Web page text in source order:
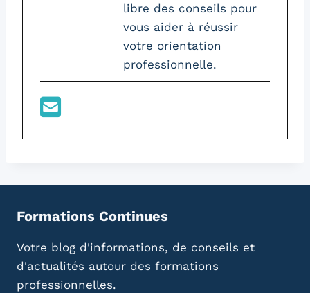
libre des conseils pour
vous aider à réussir
votre orientation
professionnelle.
Formations Continues
Votre blog d'informations, de conseils et
d'actualités autour des formations
professionnelles.